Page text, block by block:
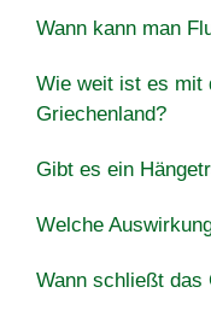
Wann kann man
Wie weit ist es mit
Griechenland?
Gibt es ein
Welche
Wann schließt das